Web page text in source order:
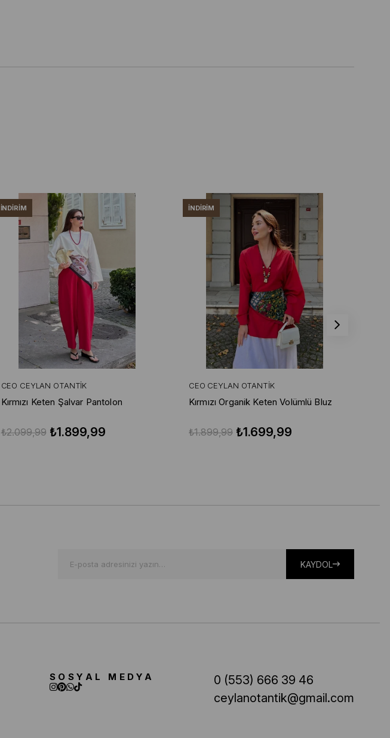
CEO CEYLAN OTANTIK
Kırmızı Keten Şalvar Pantolon
₺1.899,99
₺2.099,99
İNDIRIM
CEO CEYLAN OTANTIK
Kırmızı Organik Keten Volümlü Bluz
₺1.699,99
₺1.899,99
İNDIRIM
KAYDOL
SOSYAL MEDYA
0 (553) 666 39 46
ceylanotantik@gmail.com